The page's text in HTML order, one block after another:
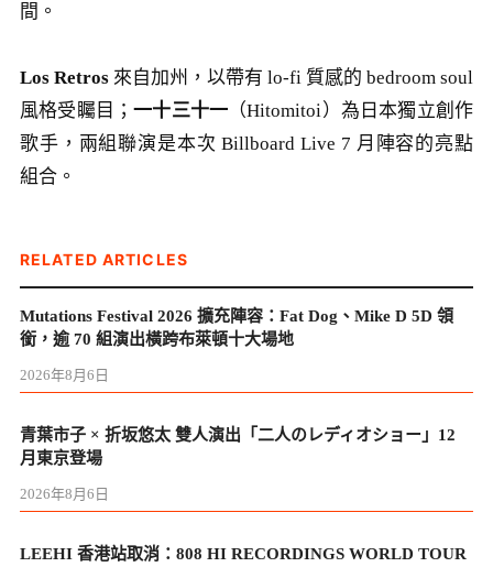
間。
Los Retros 來自加州，以帶有 lo-fi 質感的 bedroom soul
風格受矚目； 一十三十一 （Hitomitoi）為日本獨立創作
歌手，兩組聯演是本次 Billboard Live 7 月陣容的亮點
組合。
RELATED ARTICLES
Mutations Festival 2026 擴充陣容：Fat Dog、Mike D 5D 領
銜，逾 70 組演出橫跨布萊頓十大場地
2026年8月6日
青葉市子 × 折坂悠太 雙人演出「二人のレディオショー」12
月東京登場
2026年8月6日
LEEHI 香港站取消：808 HI RECORDINGS WORLD TOUR